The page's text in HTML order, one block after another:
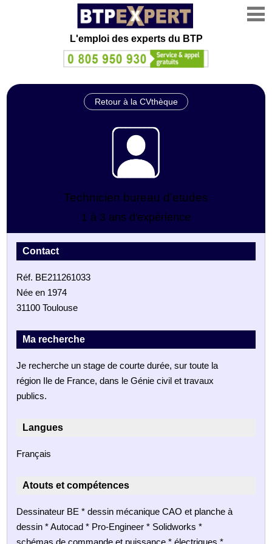
L'emploi des experts du BTP
Retour à la CVthèque
Technicien bureau d'etudes
1 à 3 ans d'expérience
Contact
Réf. BE211261033
Née en 1974
31100 Toulouse
Ma recherche
Je recherche un stage de courte durée, sur toute la
région Ile de France, dans le Génie civil et travaux
publics.
Langues
Français
Atouts et compétences
Dessinateur BE * dessin mécanique CAO et planche à
dessin * Autocad * Pro-Engineer * Solidworks *
schémas de commande et puissance * électriques *